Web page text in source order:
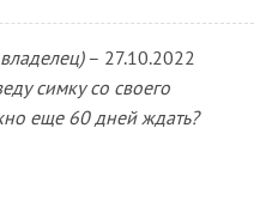
– 27.10.2022
симку со своего
еще 60 дней ждать?